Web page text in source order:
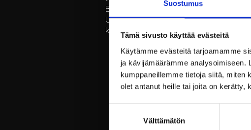
Suostumus
Tämä sivusto käyttää evästeitä
Käytämme evästeitä tarjoamamme
ja kävijämäärämme analysoimiseen.
kumppaneillemme tietoja siitä, miten
olet antanut heille tai joita on kerätty,
Välttämätön
Billnäsin ruukki Länsi-
Uudellamaalla on valmiina
kesään!